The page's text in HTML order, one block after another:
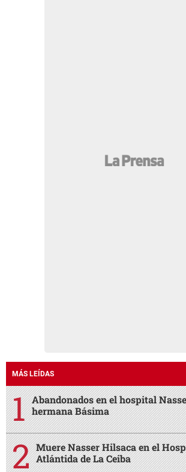
MÁS LEÍDAS
Abandonados en el hospital
hermana Básima
Muere Nasser Hilsaca en el
Atlántida de La Ceiba